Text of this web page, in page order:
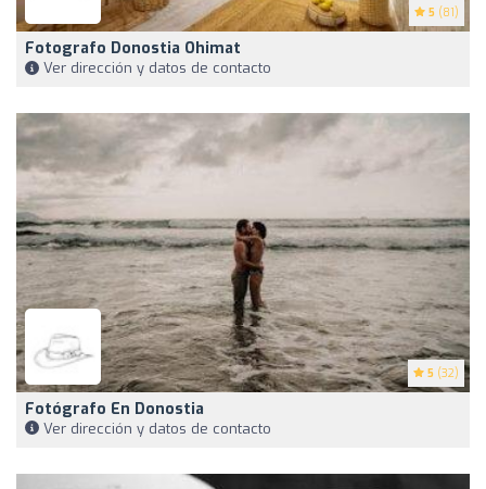
5 (81)
Fotografo Donostia Ohimat
Ver dirección y datos de contacto
5 (32)
Fotógrafo En Donostia
Ver dirección y datos de contacto